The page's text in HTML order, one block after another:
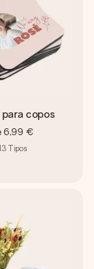
para copos
6,99 €
Tipos